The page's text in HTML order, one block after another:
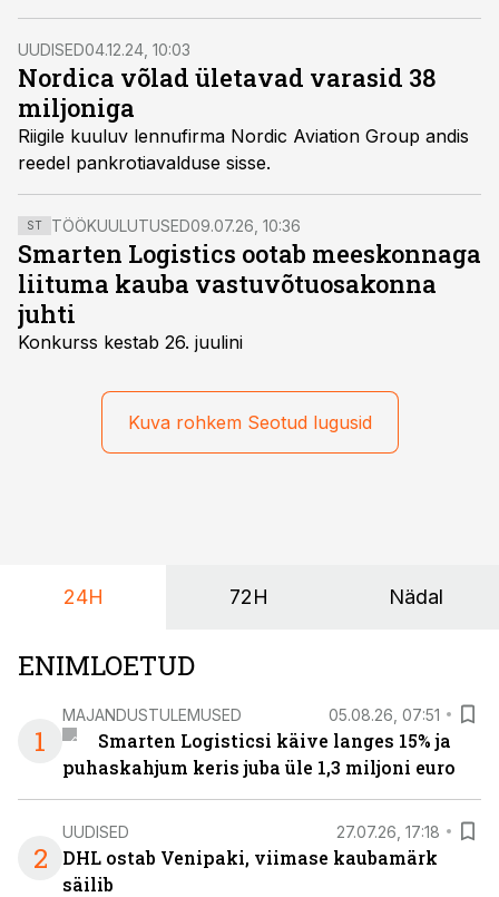
lennufirma Nordica hetkeseisu kommenteerides
logistika- ja tarneahelakoolitaja Meljo Musto.
UUDISED04.12.24, 10:03
Nordica võlad ületavad varasid 38
miljoniga
Riigile kuuluv lennufirma Nordic Aviation Group andis
reedel pankrotiavalduse sisse.
ST TÖÖKUULUTUSED09.07.26, 10:36
Smarten Logistics ootab meeskonnaga
liituma kauba vastuvõtuosakonna
juhti
Konkurss kestab 26. juulini
Kuva rohkem Seotud lugusid
24H 72H Nädal
ENIMLOETUD
1
MAJANDUSTULEMUSED 05.08.26, 07:51
Smarten Logisticsi käive langes 15% ja
puhaskahjum keris juba üle 1,3 miljoni euro
2
UUDISED 27.07.26, 17:18
DHL ostab Venipaki, viimase kaubamärk
säilib